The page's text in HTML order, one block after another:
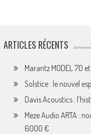
ARTICLES RÉCENTS
Marantz MODEL 70
Solstice : le nouvel
Davis Acoustics :
Meze Audio ARTA :
6000 €